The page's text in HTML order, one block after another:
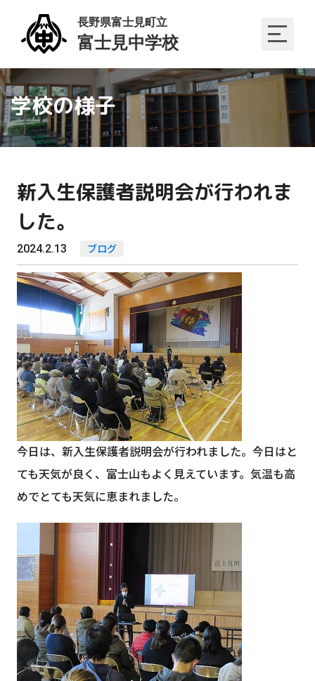
学校の様子
新入生保護者説明会が行われま
した。
2024.2.13 ブログ
今日は、新入生保護者説明会が行われました。今日はと
ても天気が良く、富士山もよく見えています。気温も高
めでとても天気に恵まれました。